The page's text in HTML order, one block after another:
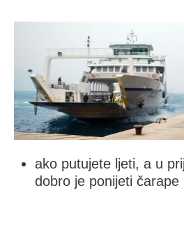
ako putujete ljeti, a u
dobro je ponijeti